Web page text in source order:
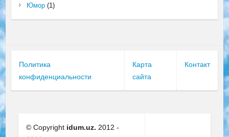
Юмор(1)
Политика
конфиденциальности
Карта
сайта
Контакт
© Copyright idum.uz. 2012 -